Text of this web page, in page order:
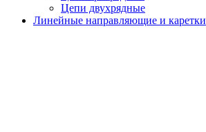
Цепи двухрядные
Линейные направляющие и каретки